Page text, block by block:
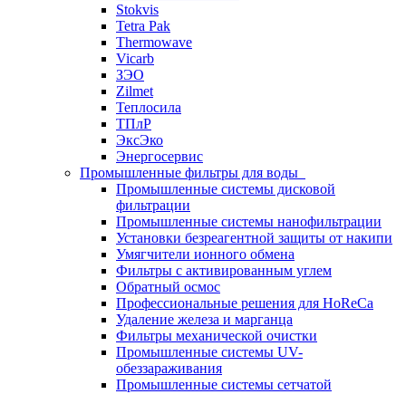
Stokvis
Tetra Pak
Thermowave
Vicarb
ЗЭО
Zilmet
Теплосила
ТПлР
ЭксЭко
Энергосервис
Промышленные фильтры для воды
Промышленные системы дисковой
фильтрации
Промышленные системы нанофильтрации
Установки безреагентной защиты от накипи
Умягчители ионного обмена
Фильтры с активированным углем
Обратный осмос
Профессиональные решения для HoReCa
Удаление железа и марганца
Фильтры механической очистки
Промышленные системы UV-
обеззараживания
Промышленные системы сетчатой